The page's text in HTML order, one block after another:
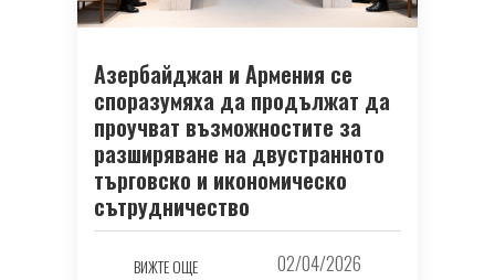
Азербайджан и Армения се
споразумяха да продължат да
проучват възможностите за
разширяване на двустранното
търговско и икономическо
сътрудничество
ВИЖТЕ ОЩЕ 02/04/2026